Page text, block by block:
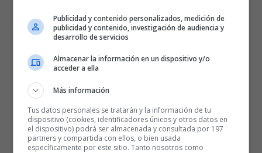
Publicidad y contenido personalizados, medición de
publicidad y contenido, investigación de audiencia y
desarrollo de servicios
Almacenar la información en un dispositivo y/o
acceder a ella
Más información
Tus datos personales se tratarán y la información de tu
dispositivo (cookies, identificadores únicos y otros datos en
el dispositivo) podrá ser almacenada y consultada por 197
partners y compartida con ellos, o bien usada
específicamente por este sitio. Tanto nosotros como